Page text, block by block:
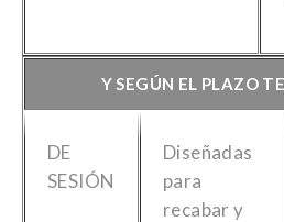
Y SEGÚN EL PLAZO
DE
SESIÓN
Diseñadas
para
recabar y